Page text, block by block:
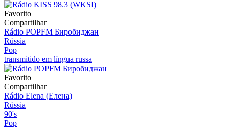
Favorito
Compartilhar
Rádio POPFM Биробиджан
Rússia
Pop
transmitido em língua russa
Favorito
Compartilhar
Rádio Elena (Елена)
Rússia
90's
Pop